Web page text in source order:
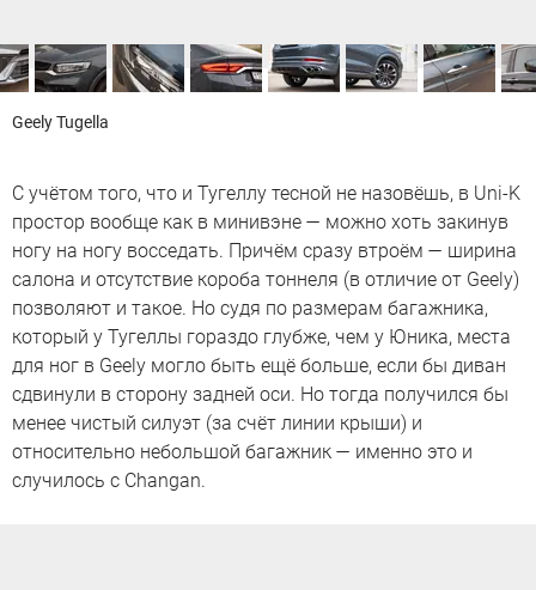
Geely Tugella
С учётом того, что и Тугеллу тесной не назовёшь, в Uni-K
простор вообще как в минивэне — можно хоть закинув
ногу на ногу восседать. Причём сразу втроём — ширина
салона и отсутствие короба тоннеля (в отличие от Geely)
позволяют и такое. Но судя по размерам багажника,
который у Тугеллы гораздо глубже, чем у Юника, места
для ног в Geely могло быть ещё больше, если бы диван
сдвинули в сторону задней оси. Но тогда получился бы
менее чистый силуэт (за счёт линии крыши) и
относительно небольшой багажник — именно это и
случилось с Changan.